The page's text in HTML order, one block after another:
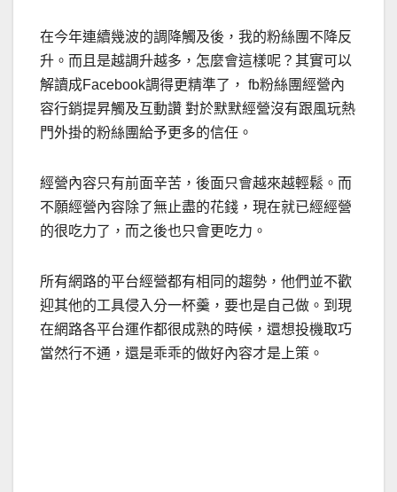
在今年連續幾波的調降觸及後，我的粉絲團不降反
升。而且是越調升越多，怎麼會這樣呢？其實可以
解讀成Facebook調得更精準了， fb粉絲團經營內
容行銷提昇觸及互動讚 對於默默經營沒有跟風玩熱
門外掛的粉絲團給予更多的信任。
經營內容只有前面辛苦，後面只會越來越輕鬆。而
不願經營內容除了無止盡的花錢，現在就已經經營
的很吃力了，而之後也只會更吃力。
所有網路的平台經營都有相同的趨勢，他們並不歡
迎其他的工具侵入分一杯羹，要也是自己做。到現
在網路各平台運作都很成熟的時候，還想投機取巧
當然行不通，還是乖乖的做好內容才是上策。